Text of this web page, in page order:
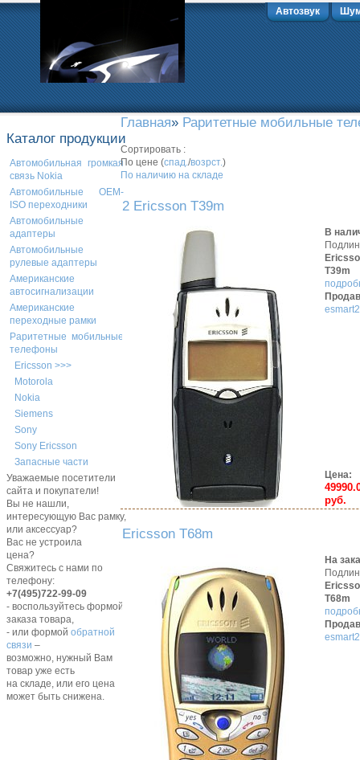
Автозвук
Каталог продукции
Автомобильная громкая
связь Nokia
Автомобильные OEM-
ISO переходники
Автомобильные
адаптеры
Автомобильные
рулевые адаптеры
Американские
автосигнализации
Американские
переходные рамки
Раритетные мобильные
телефоны
Ericsson >>>
Motorola
Nokia
Siemens
Sony
Sony Ericsson
Запасные части
Уважаемые посетители
сайта и покупатели!
Вы не нашли,
интересующую Вас рамку,
или аксессуар?
Вас не устроила
цена?
Свяжитесь с нами по
телефону:
+7(495)722-99-09
- воспользуйтесь формой
заказа товара,
- или формой обратной
связи –
возможно, нужный Вам
товар уже есть
на складе, или его цена
может быть снижена.
Главная» Раритетные мобильные
Сортировать :
По цене (спад./возрст.)
По наличию на складе
2 Ericsson T39m
В
T39m
esmart2
Цена:
руб.
Ericsson T68m
На
T68m
esmart2